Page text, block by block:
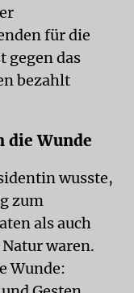
für die
gegen das
bezahlt
die Wunde
wusste,
zum
als auch
waren.
Wunde: